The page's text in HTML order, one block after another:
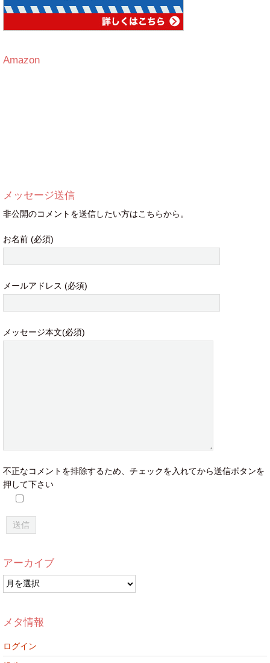
Amazon
メッセージ送信
非公開のコメントを送信したい方はこちらから。
お名前 (必須)
メールアドレス (必須)
メッセージ本文(必須)
不正なコメントを排除するため、チェックを入れてから送信ボタンを
押して下さい
アーカイブ
ア
ー
イ
メタ情報
ログイン